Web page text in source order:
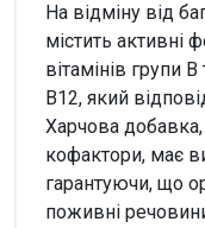
На відміну від
містить активні
вітамінів групи
В12, який
Харчова добавка,
кофактори, має
гарантуючи, що
поживні